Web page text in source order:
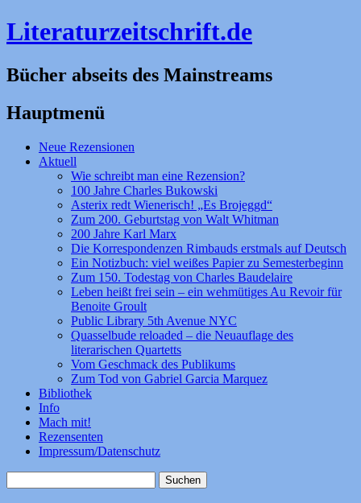
Literaturzeitschrift.de
Bücher abseits des Mainstreams
Hauptmenü
Zum
Inhalt
Neue Rezensionen
Aktuell
Wie schreibt man eine Rezension?
100 Jahre Charles Bukowski
Asterix redt Wienerisch! „Es Brojeggd“
Zum 200. Geburtstag von Walt Whitman
200 Jahre Karl Marx
Die Korrespondenzen Rimbauds erstmals auf Deutsch
Ein Notizbuch: viel weißes Papier zu Semesterbeginn
Zum 150. Todestag von Charles Baudelaire
Leben heißt frei sein – ein wehmütiges Au Revoir für
Benoite Groult
Public Library 5th Avenue NYC
Quasselbude reloaded – die Neuauflage des
literarischen Quartetts
Vom Geschmack des Publikums
Zum Tod von Gabriel Garcia Marquez
Bibliothek
Info
Mach mit!
Rezensenten
Impressum/Datenschutz
nach: